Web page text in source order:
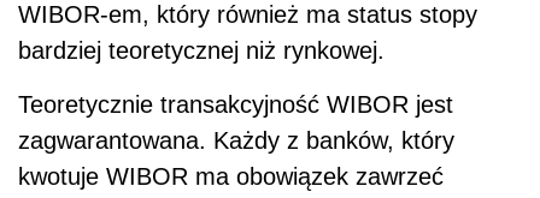
WIBOR-em, który również ma status stopy
bardziej teoretycznej niż rynkowej.
Teoretycznie transakcyjność WIBOR jest
zagwarantowana. Każdy z banków, który
kwotuje WIBOR ma obowiązek zawrzeć